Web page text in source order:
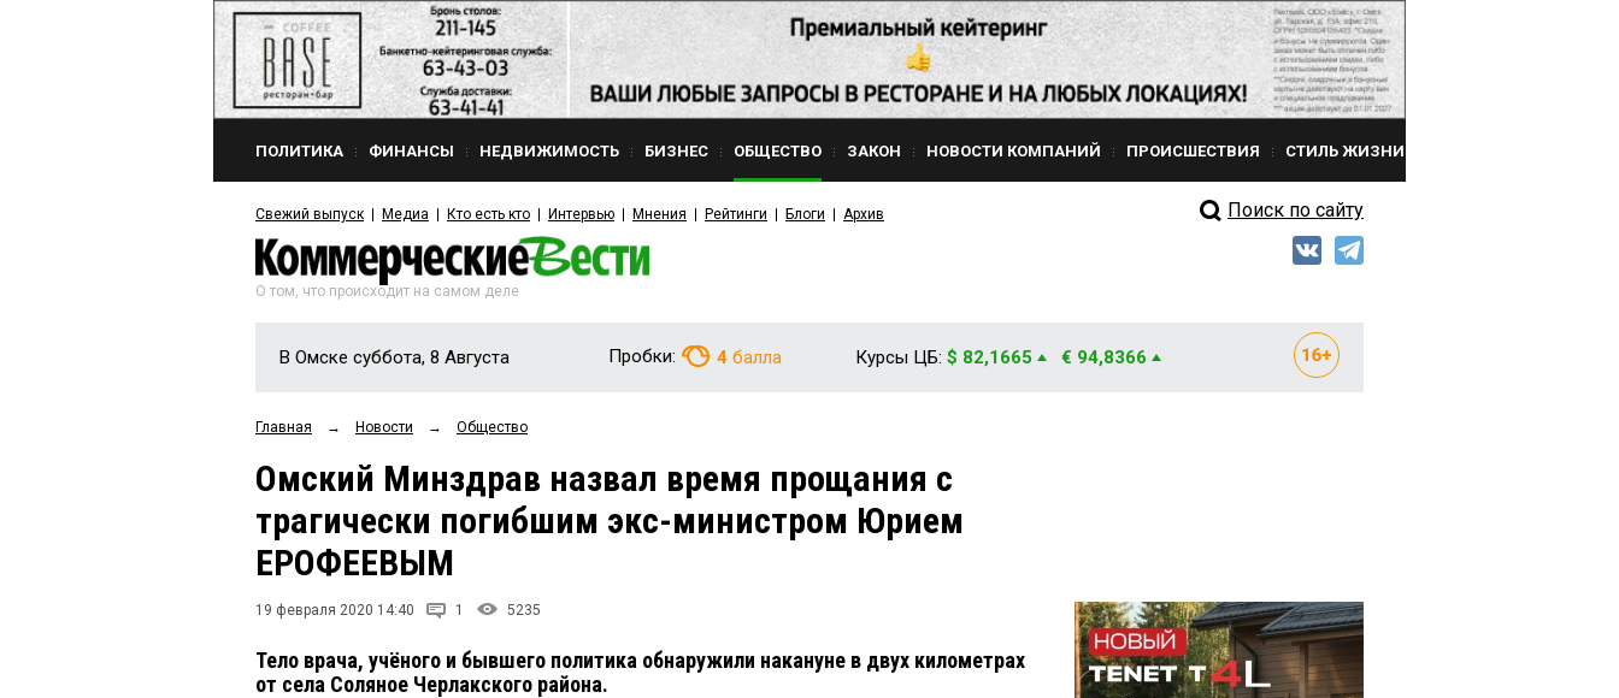
ПОЛИТИКА ФИНАНСЫ НЕДВИЖИМОСТЬ БИЗНЕС ОБЩЕСТВО ЗАКОН НОВОСТИ КОМПАНИЙ ПРОИСШЕСТВИЯ СТИЛЬ ЖИЗНИ
Свежий выпуск Медиа Кто есть кто Интервью Мнения Рейтинги Блоги Архив Поиск по сайту
О том, что происходит на самом деле
В Омске суббота, 8 Августа Пробки: 4 балла Курсы ЦБ: $ 82,1665 € 94,8366
Главная → Новости → Общество
Омский Минздрав назвал время прощания с
трагически погибшим экс-министром Юрием
ЕРОФЕЕВЫМ
19 февраля 2020 14:40 1 5235
Тело врача, учёного и бывшего политика обнаружили накануне в двух километрах
от села Соляное Черлакского района.